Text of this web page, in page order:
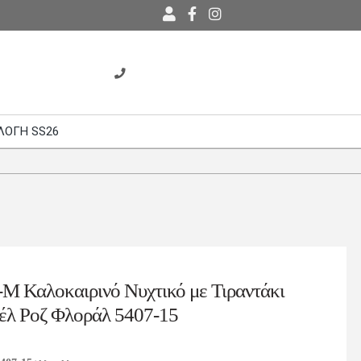
SS26
Καλοκαιρινό Νυχτικό με Τιραντάκι
Ροζ Φλοράλ 5407-15